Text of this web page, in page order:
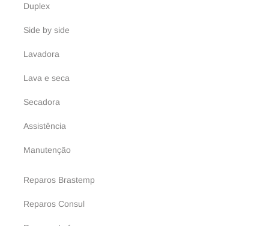
Duplex
Side by side
Lavadora
Lava e seca
Secadora
Assistência
Manutenção
Reparos Brastemp
Reparos Consul